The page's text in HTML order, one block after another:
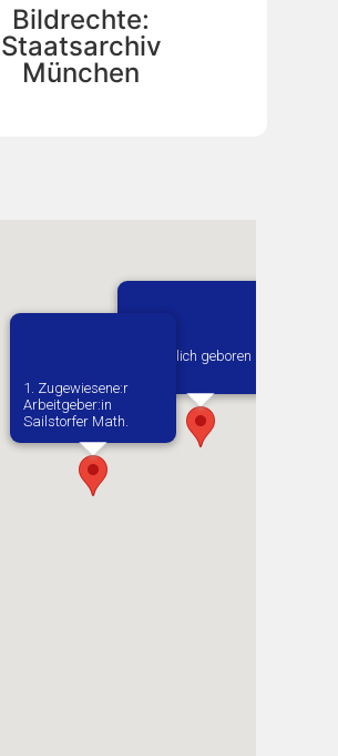
Bildrechte:
Staatsarchiv
München
Vermutlich geboren in
1. Zugewiesene:r
Arbeitgeber:in​
Sailstorfer Math.